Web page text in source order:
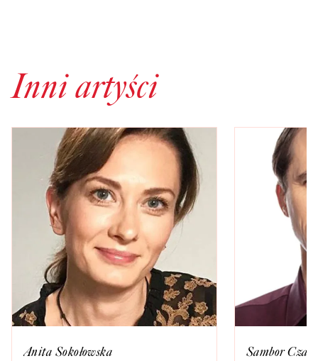
Inni artyści
Anita Sokołowska Sambor